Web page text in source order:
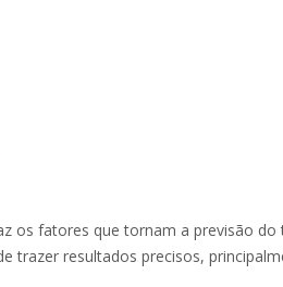
os fatores que tornam a previsão
trazer resultados precisos,